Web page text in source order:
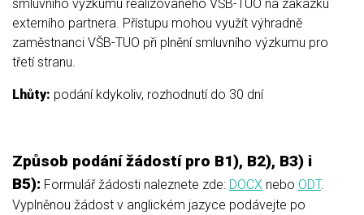
smluvního výzkumu realizovaného VŠB-TUO na zakázku
externího partnera. Přístupu mohou využít výhradně
zaměstnanci VŠB-TUO při plnění smluvního výzkumu pro
třetí stranu.
Lhůty: podání kdykoliv, rozhodnutí do 30 dní
Způsob podání žádostí pro B1), B2), B3) i
B5): Formulář žádosti naleznete zde: DOCX nebo ODT.
Vyplněnou žádost v anglickém jazyce podávejte po